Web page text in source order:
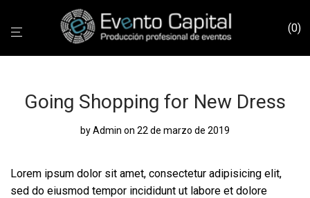
0
Going Shopping for New Dress
byAdmin on 22 de marzo de 2019
Lorem ipsum dolor sit amet, consectetur adipisicing elit,
sed do eiusmod tempor incididunt ut labore et dolore